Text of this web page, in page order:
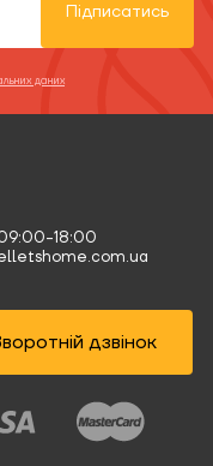
Підписатись
даних
18:00
дзвінок